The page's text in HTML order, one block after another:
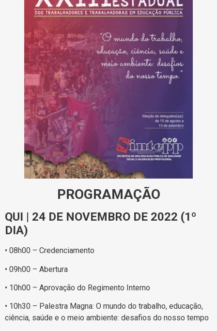
PROGRAMAÇÃO
QUI | 24 DE NOVEMBRO DE 2022 (1º
DIA)
• 08h00 – Credenciamento
• 09h00 – Abertura
• 10h00 – Aprovação do Regimento Interno
• 10h30 – Palestra Magna: O mundo do trabalho, educação,
ciência, saúde e o meio ambiente: desafios do nosso tempo